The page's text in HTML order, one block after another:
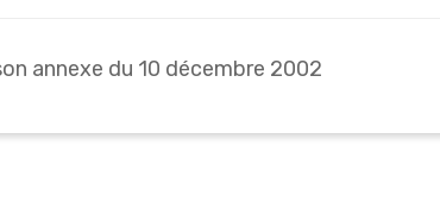
annexe du 10 décembre 2002